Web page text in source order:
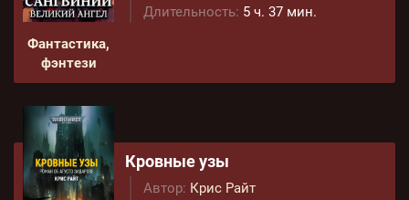
Фантастика,
фэнтези
Длительность: 5 ч. 37 мин.
Кровные узы
Автор: Крис Райт